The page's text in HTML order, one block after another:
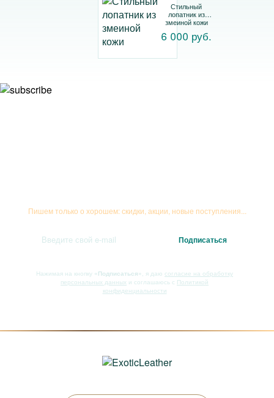
Стильный
лопатник из
змеиной кожи
6 000 руб.
Пишем только о хорошем: скидки, акции, новые поступления...
Нажимая на кнопку «Подписаться» , я даю согласие на обработку
персональных данных и соглашаюсь с Политикой
конфиденциальности